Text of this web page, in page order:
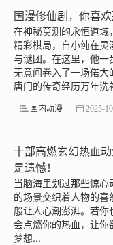
国漫修仙剧，你喜欢
在神秘莫测的永恒道域
精彩棋局，自小纯在灵
与谜团。在这里，他一
无意间卷入了一场偌大
唐门的传奇经历万年洗
国内动漫 2025-
十部高燃玄幻热血
是遗憾！
当脑海里划过那些惊
的场景交织着人物的喜
般让人心潮澎湃。若你
会点燃你的热血，让你
梦想...